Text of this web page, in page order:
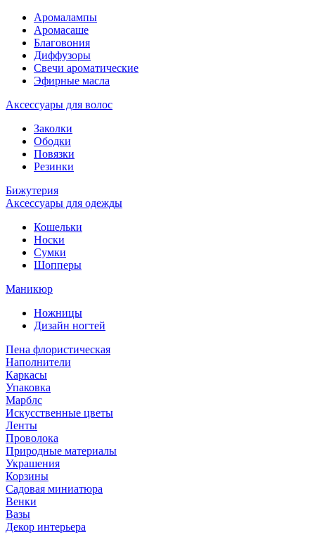
Аромалампы
Аромасаше
Благовония
Диффузоры
Свечи ароматические
Эфирные масла
Аксессуары для волос
Заколки
Ободки
Повязки
Резинки
Бижутерия
Аксессуары для одежды
Кошельки
Носки
Сумки
Шопперы
Маникюр
Ножницы
Дизайн ногтей
Пена флористическая
Наполнители
Каркасы
Упаковка
Марблс
Искусственные цветы
Ленты
Проволока
Природные материалы
Украшения
Корзины
Садовая миниатюра
Венки
Вазы
Декор интерьера